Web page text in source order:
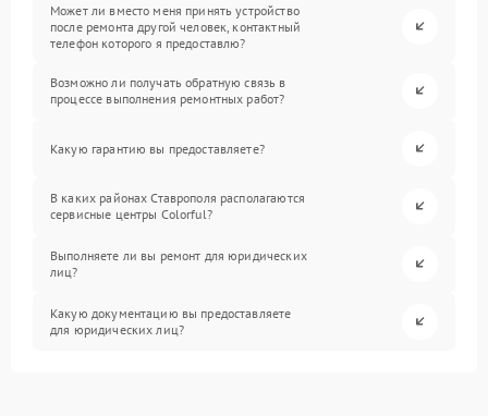
Может ли вместо меня принять устройство
после ремонта другой человек, контактный
телефон которого я предоставлю?
Возможно ли получать обратную связь в
процессе выполнения ремонтных работ?
Какую гарантию вы предоставляете?
В каких районах Ставрополя располагаются
сервисные центры Colorful?
Выполняете ли вы ремонт для юридических
лиц?
Какую документацию вы предоставляете
для юридических лиц?